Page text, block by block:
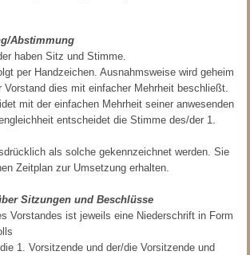
Abstimmung
haben Sitz und Stimme.
per Handzeichen. Ausnahmsweise wird geheim
Vorstand dies mit einfacher Mehrheit beschließt.
mit der einfachen Mehrheit seiner anwesenden
entscheidet die Stimme des/der 1.
als solche gekennzeichnet werden. Sie
Zeitplan zur Umsetzung erhalten.
Sitzungen und Beschlüsse
Vorstandes ist jeweils eine Niederschrift in Form
1. Vorsitzende und der/die Vorsitzende und